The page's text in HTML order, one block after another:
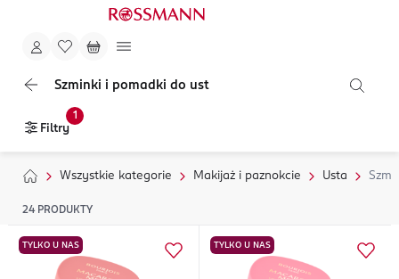
Szminki i pomadki do ust
Filtry
1
Wszystkie kategorie Makijaż i paznokcie Usta
24 PRODUKTY
TYLKO U NAS TYLKO U NAS